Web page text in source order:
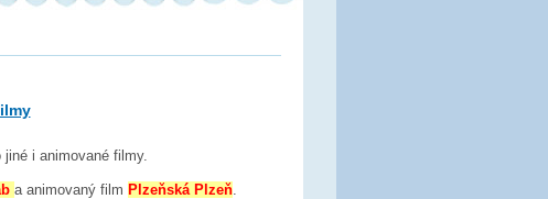
i animované filmy.
a animovaný film Plzeňská Plzeň.